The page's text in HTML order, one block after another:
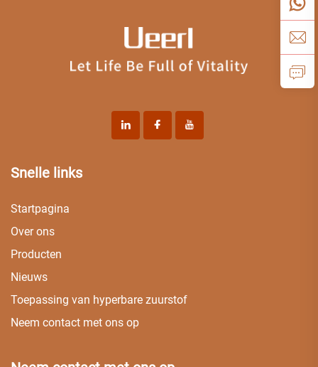
Snelle links
Startpagina
Over ons
Producten
Nieuws
Toepassing van hyperbare zuurstof
Neem contact met ons op